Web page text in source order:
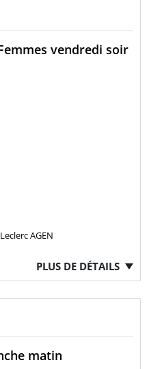
vendredi soir
AGEN
PLUS DE DÉTAILS
matin